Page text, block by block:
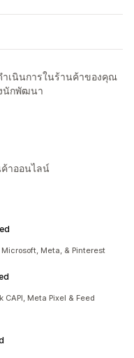
ำเนินการในร้านค้าของคุณ
นักพัฒนา
าออนไลน์
Meta, & Pinterest
Meta Pixel & Feed